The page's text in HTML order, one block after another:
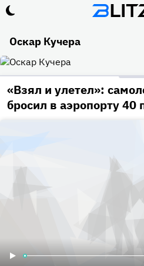
Оскар Кучера
«Взял и улетел»:
бросил в аэропорту 40